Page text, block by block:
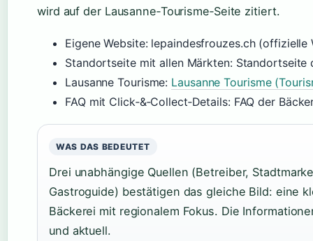
wird auf der Lausanne‑Tourisme‑Seite zitiert.
Eigene Website: lepaindesfrouzes.ch (offizielle
Standortseite mit allen Märkten: Standortseite
Lausanne Tourisme: Lausanne Tourisme
FAQ mit Click‑&‑Collect‑Details: FAQ der
WAS DAS BEDEUTET
Drei unabhängige Quellen (Betreiber,
Gastroguide) bestätigen das gleiche Bild: eine
Bäckerei mit regionalem Fokus. Die
und aktuell.